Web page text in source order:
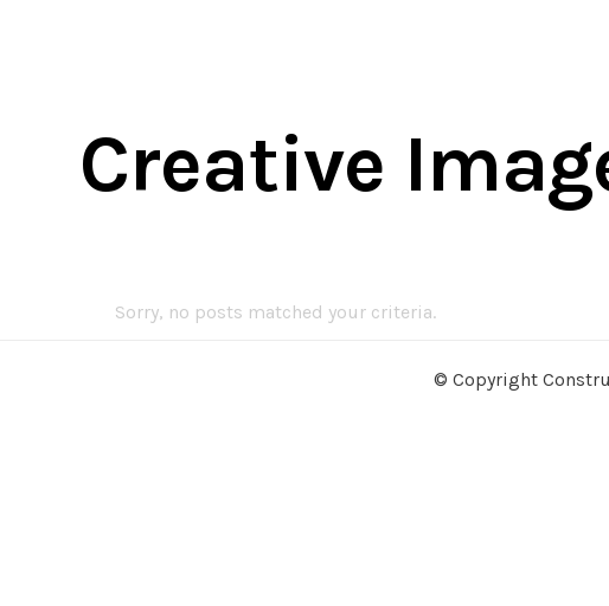
Creative
Sorry, no posts matched your criteria.
© Copyright